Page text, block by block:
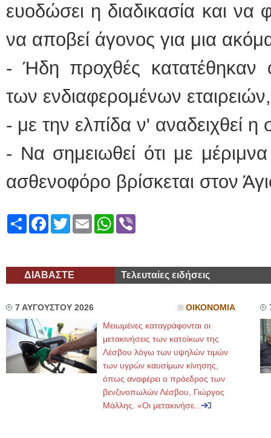
ευοδώσει η διαδικασία και να
να αποβεί άγονος για μια
- Ήδη προχθές κατατέθηκαν
των ενδιαφερομένων εταιρειών,
- με την ελπίδα ν' αναδειχθεί
- Να σημειωθεί ότι με
ασθενοφόρο βρίσκεται στον
ShareFacebook
TwitterEmailWhatsApp
ΔΙΑΒΑΣΤΕ Τελευταίες ειδήσεις
7 ΑΥΓΟΥΣΤΟΥ 2026 ΟΙΚΟΝΟΜΙΑ
Μειωμένες καταγράφονται οι
μετακινήσεις των κατοίκων της
Λέσβου λόγω των υψηλών τιμών
των υγρών καυσίμων κίνησης,
όπως αναφέρει ο πρόεδρος των
βενζινοπωλών Λέσβου, Γιώργος
Μάλλης. «Οι μετακινήσε...